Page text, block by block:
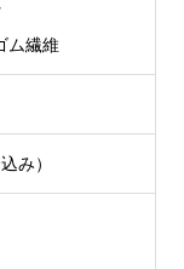
ム繊維
み）